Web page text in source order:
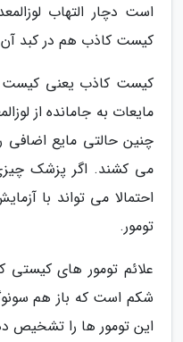
است دچار التهاب
کیست کاذب هم در کبد
کیست کاذب یعنی کیست
مایعات به جامانده از
چنین حالتی مایع اضافی
می کشند. اگر پزشک
احتمالا می تواند با
تومور.
علائم تومور های
شکم است که باز هم
این تومور ها را تشخیص